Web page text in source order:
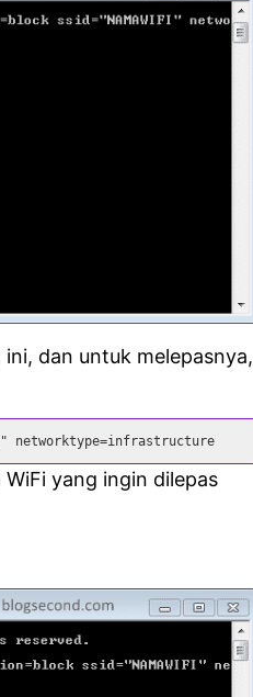
dan untuk melepasnya,
networktype=infrastructure
yang ingin dilepas